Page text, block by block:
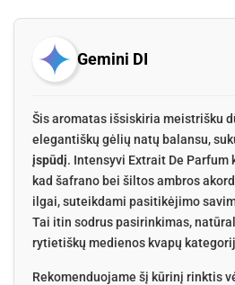
Gemini DI
Šis aromatas išsiskiria meistrišku
elegantiškų gėlių natų balansu,
įspūdį. Intensyvi Extrait De
kad šafrano bei šiltos ambros
ilgai, suteikdami pasitikėjimo
Tai itin sodrus pasirinkimas,
rytietiškų medienos kvapų
Rekomenduojame šį kūrinį rinktis